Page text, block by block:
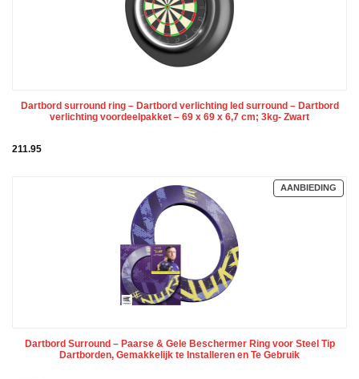
Dartbord surround ring – Dartbord verlichting led surround – Dartbord
verlichting voordeelpakket – ‎69 x 69 x 6,7 cm; 3kg- Zwart
211.95
AANBIEDING
IN
Dartbord Surround – Paarse & Gele Beschermer Ring voor Steel Tip
Dartborden, Gemakkelijk te Installeren en Te Gebruik